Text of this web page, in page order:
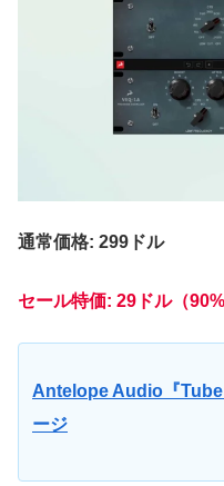
通常価格: 299ドル
セール特価: 29 ドル（
Antelope Audio『
ージ